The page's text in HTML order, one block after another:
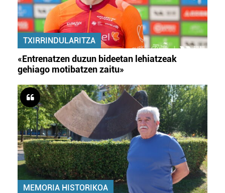
TXIRRINDULARITZA
«Entrenatzen duzun bideetan lehiatzeak
gehiago motibatzen zaitu»
MEMORIA HISTORIKOA